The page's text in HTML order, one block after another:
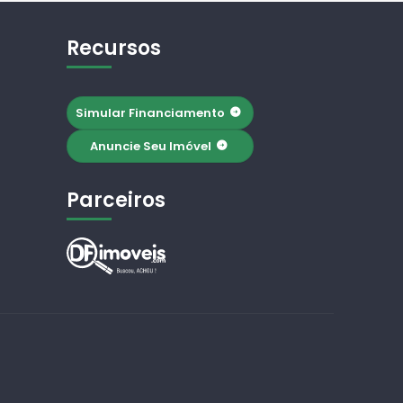
Recursos
Simular Financiamento
Anuncie Seu Imóvel
Parceiros